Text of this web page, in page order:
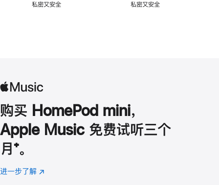
私密又安全 私密又安全
购买 HomePod mini，
Apple Music 免费试听三个
月 脚
注
⁺。
进一步了解 Apple
(在